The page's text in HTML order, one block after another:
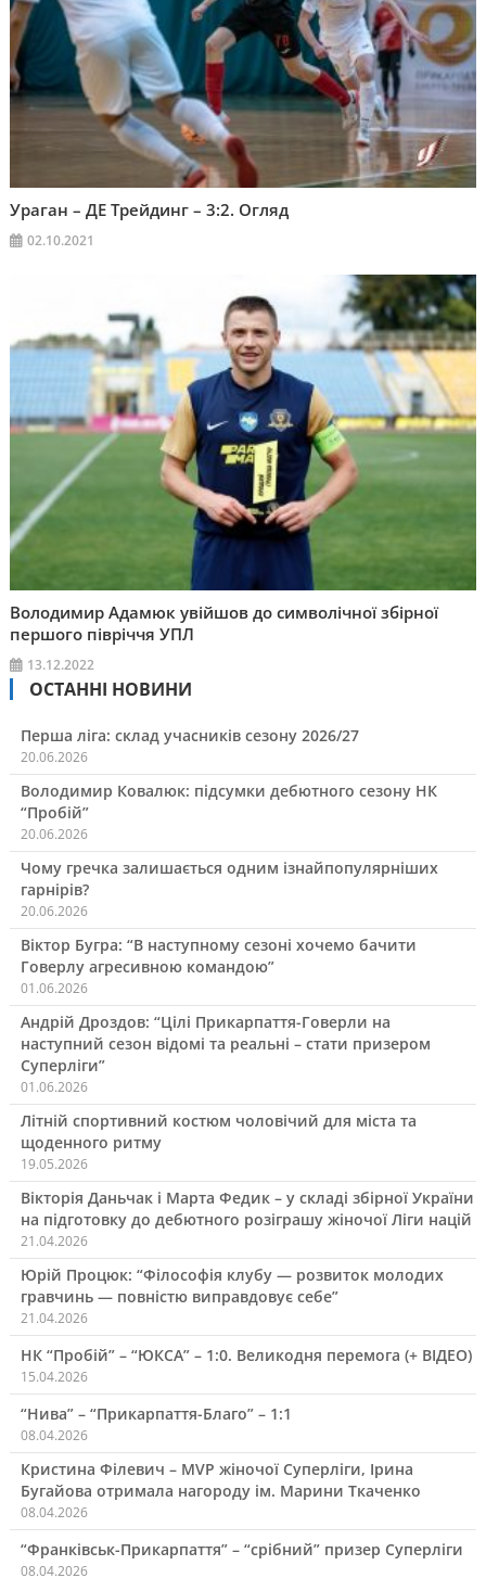
Ураган – ДЕ Трейдинг – 3:2. Огляд
02.10.2021
Володимир Адамюк увійшов до символічної збірної
першого півріччя УПЛ
13.12.2022
ОСТАННІ НОВИНИ
Перша ліга: склад учасників сезону 2026/27
20.06.2026
Володимир Ковалюк: підсумки дебютного сезону НК
“Пробій”
20.06.2026
Чому гречка залишається одним ізнайпопулярніших
гарнірів?
20.06.2026
Віктор Бугра: “В наступному сезоні хочемо бачити
Говерлу агресивною командою”
01.06.2026
Андрій Дроздов: “Цілі Прикарпаття-Говерли на
наступний сезон відомі та реальні – стати призером
Суперліги”
01.06.2026
Літній спортивний костюм чоловічий для міста та
щоденного ритму
19.05.2026
Вікторія Даньчак і Марта Федик – у складі збірної України
на підготовку до дебютного розіграшу жіночої Ліги націй
21.04.2026
Юрій Процюк: “Філософія клубу — розвиток молодих
гравчинь — повністю виправдовує себе”
21.04.2026
НК “Пробій” – “ЮКСА” – 1:0. Великодня перемога (+ ВІДЕО)
15.04.2026
“Нива” – “Прикарпаття-Благо” – 1:1
08.04.2026
Кристина Філевич – MVP жіночої Суперліги, Ірина
Бугайова отримала нагороду ім. Марини Ткаченко
08.04.2026
“Франківськ-Прикарпаття” – “срібний” призер Суперліги
08.04.2026